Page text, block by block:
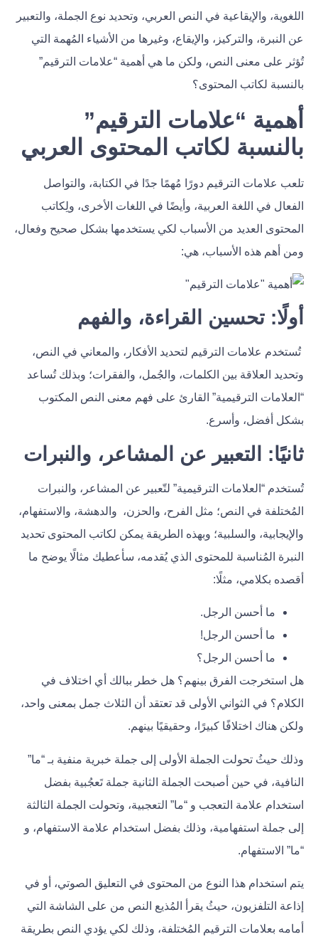
اللغوية، والإيقاعية في النص العربي، وتحديد نوع الجملة، والتعبير
عن النبرة، والتركيز، والإيقاع، وغيرها من الأشياء المُهمة التي
تُؤثر على معنى النص، ولكن ما هي أهمية “علامات الترقيم”
بالنسبة لكاتب المحتوى؟
أهمية “علامات الترقيم”
بالنسبة لكاتب المحتوى العربي
تلعب علامات الترقيم دورًا مُهمًا جدًا في الكتابة، والتواصل
الفعال في اللغة العربية، وأيضًا في اللغات الأخرى، ولِكاتب
المحتوى العديد من الأسباب لكي يستخدمها بشكل صحيح وفعال،
ومن أهم هذه الأسباب، هي:
أولًا: تحسين القراءة، والفهم
تُستخدم علامات الترقيم لتحديد الأفكار، والمعاني في النص،
وتحديد العلاقة بين الكلمات، والجُمل، والفقرات؛ وبذلك تُساعد
“العلامات الترقيمية” القارئ على فهم معنى النص المكتوب
بشكل أفضل، وأسرع.
ثانيًا: التعبير عن المشاعر، والنبرات
تُستخدم “العلامات الترقيمية” لتّعبير عن المشاعر، والنبرات
المُختلفة في النص؛ مثل الفرح، والحزن، والدهشة، والاستفهام،
والإيجابية، والسلبية؛ وبهذه الطريقة يمكن لكاتب المحتوى تحديد
النبرة المُناسبة للمحتوى الذي يُقدمه، سأعطيك مثالًا يوضح ما
أقصده بكلامي، مثلًا:
ما أحسن الرجل.
ما أحسن الرجل!
ما أحسن الرجل؟
هل استخرجت الفرق بينهم؟ هل خطر ببالك أي اختلاف في
الكلام؟ في الثواني الأولى قد تعتقد أن الثلاث جمل بمعنى واحد،
ولكن هناك اختلافًا كبيرًا، وحقيقيًا بينهم.
وذلك حيثُ تحولت الجملة الأولى إلى جملة خبرية منفية بـ “ما”
النافية، في حين أصبحت الجملة الثانية جملة تَعجُبية بفضل
استخدام علامة التعجب و “ما” التعجبية، وتحولت الجملة الثالثة
إلى جملة استفهامية، وذلك بفضل استخدام علامة الاستفهام، و
“ما” الاستفهام.
يتم استخدام هذا النوع من المحتوى في التعليق الصوتي، أو في
إذاعة التلفزيون، حيثُ يقرأ المُذيع النص من على الشاشة التي
أمامه بعلامات الترقيم المُختلفة، وذلك لكي يؤدي النص بطريقة